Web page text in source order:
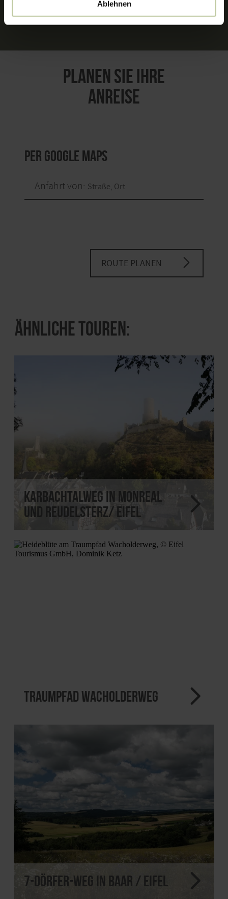
Ablehnen
PLANEN SIE IHRE
ANREISE
per Google Maps
Anfahrt von:
ROUTE PLANEN
Ähnliche Touren:
Karbachtalweg in Monreal
und Reudelsterz/ Eifel
Traumpfad Wacholderweg
7-Dörfer-Weg in Baar / Eifel